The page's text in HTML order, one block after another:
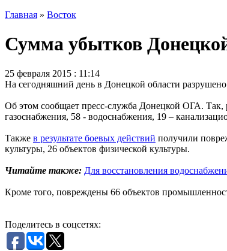
Главная » Восток
Сумма убытков
25 февраля 2015 : 11:14
На сегодняшний день в Донецкой области
Об этом сообщает пресс-служба Донецкой ОГА. Так,
газоснабжения, 58 - водоснабжения, 19 –
Также в результате боевых действий получили
культуры, 26 объектов физической культуры.
Читайте также: Для восстановления
Кроме того, повреждены 66 объектов
Поделитесь в соцсетях: